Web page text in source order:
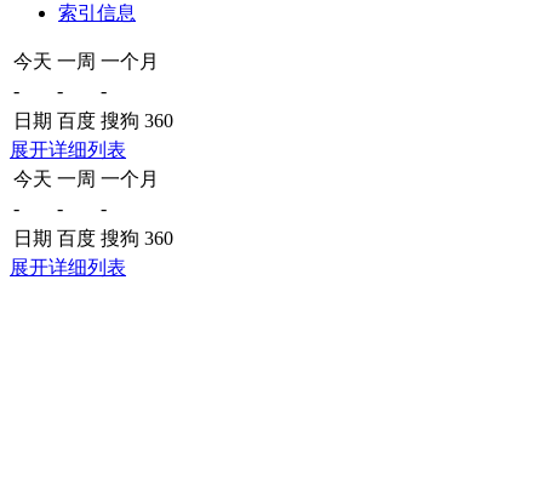
索引信息
今天 一周 一个月
-
-
-
日期 百度 搜狗 360
展开详细列表
今天 一周 一个月
-
-
-
日期 百度 搜狗 360
展开详细列表